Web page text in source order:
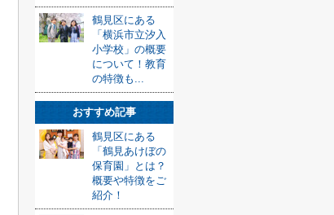
鶴見区にある
「横浜市立汐入
小学校」の概要
について！教育
の特徴も...
おすすめ記事
鶴見区にある
「鶴見あけぼの
保育園」とは？
概要や特徴をご
紹介！